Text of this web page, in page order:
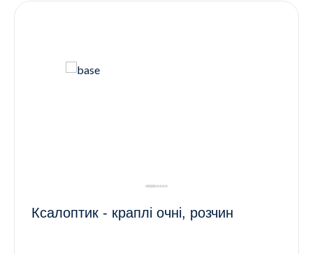
Гінекологія
Ксалоптик - краплі очні, розчин